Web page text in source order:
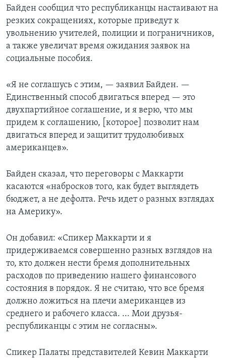
Байден сообщил что республиканцы настаивают на
резких сокращениях, которые приведут к
увольнению учителей, полиции и пограничников,
а также увеличат время ожидания заявок на
социальные пособия.
«Я не соглашусь с этим, — заявил Байден. —
Единственный способ двигаться вперед — это
двухпартийное соглашение, и я верю, что мы
придем к соглашению, [которое] позволит нам
двигаться вперед и защитит трудолюбивых
американцев».
Байден сказал, что переговоры с Маккарти
касаются «набросков того, как будет выглядеть
бюджет, а не дефолта. Речь идет о разных взглядах
на Америку».
Он добавил: «Спикер Маккарти и я
придерживаемся совершенно разных взглядов на
то, кто должен нести бремя дополнительных
расходов по приведению нашего финансового
состояния в порядок. Я не считаю, что все бремя
должно ложиться на плечи американцев из
среднего и рабочего класса. ... Мои друзья-
республиканцы с этим не согласны».
Спикер Палаты представителей Кевин Маккарти